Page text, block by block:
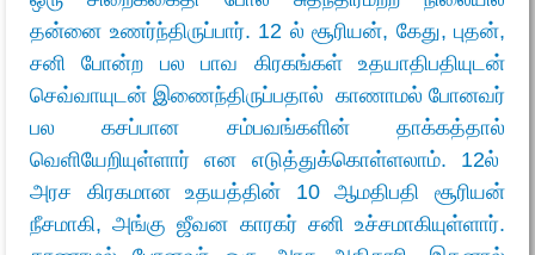
தன்னை உணர்ந்திருப்பார். 12 ல் சூரியன், கேது, புதன்,
சனி போன்ற பல பாவ கிரகங்கள் உதயாதிபதியுடன்
செவ்வாயுடன் இணைந்திருப்பதால் காணாமல் போனவர்
பல கசப்பான சம்பவங்களின் தாக்கத்தால்
வெளியேறியுள்ளார் என எடுத்துக்கொள்ளலாம். 12ல்
அரச கிரகமான உதயத்தின் 10 ஆமதிபதி சூரியன்
நீசமாகி, அங்கு ஜீவன காரகர் சனி உச்சமாகியுள்ளார்.